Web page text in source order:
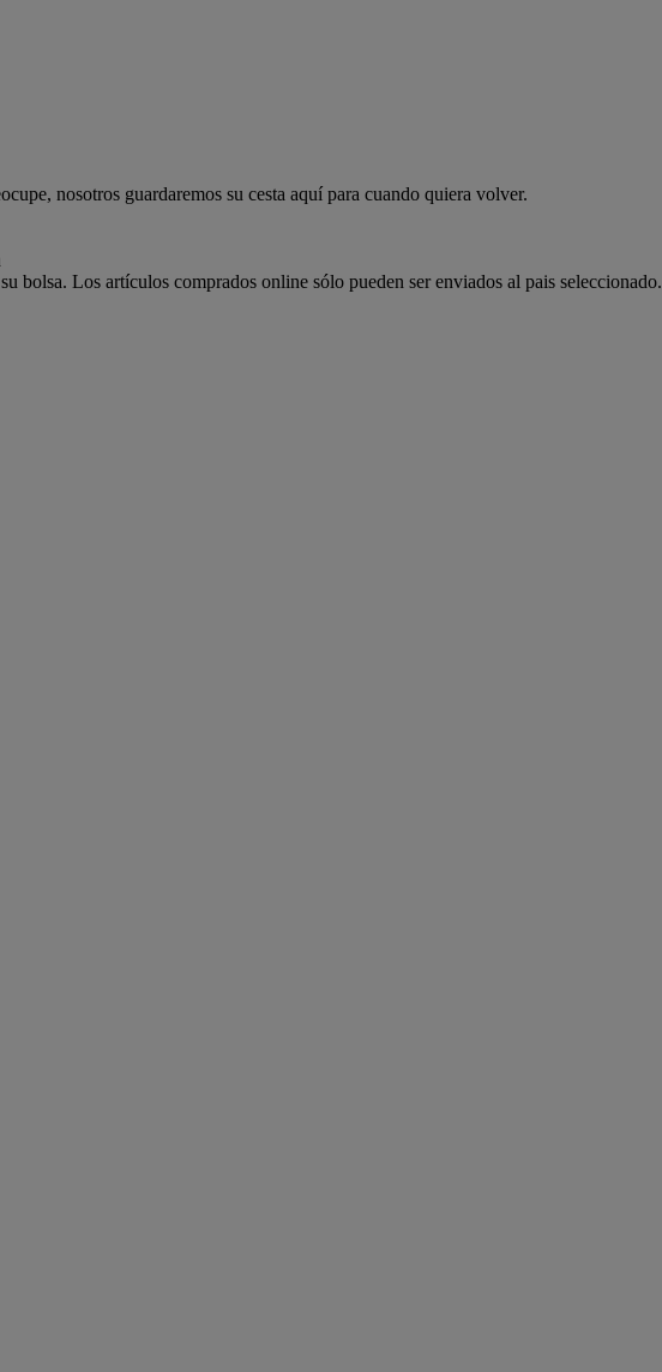
nosotros guardaremos su cesta aquí para cuando quiera volver.
bolsa. Los artículos comprados online sólo pueden ser enviados al pais seleccionado.